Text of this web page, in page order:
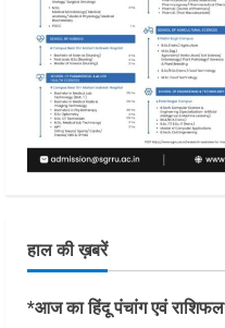
हाल की ख़बरें
*आज का हिंदू पंचांग एवं